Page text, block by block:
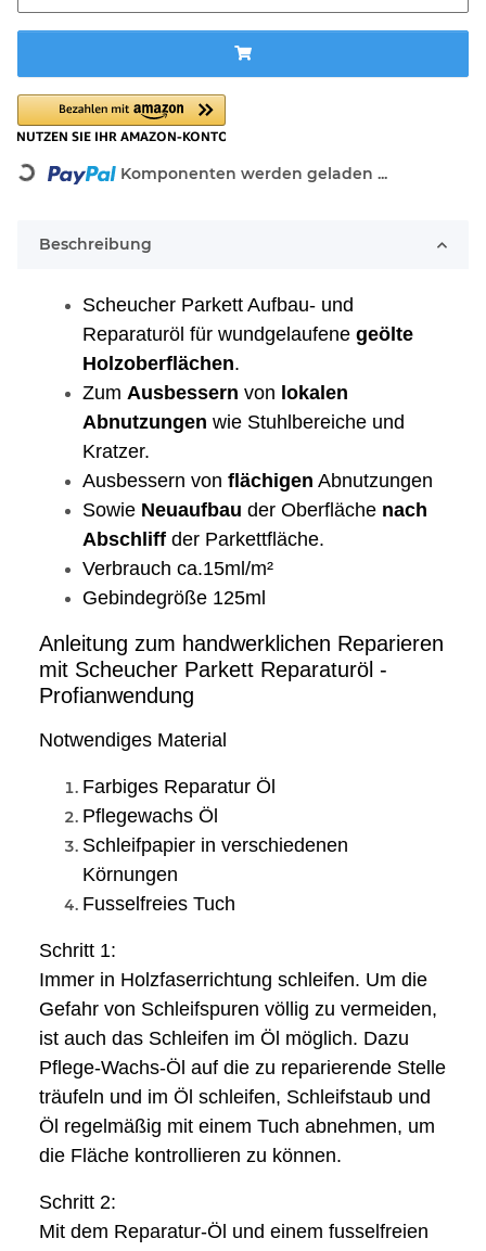
Loading... Komponenten werden geladen ...
Beschreibung
Scheucher Parkett Aufbau- und
Reparaturöl für wundgelaufene geölte
Holzoberflächen.
Zum Ausbessern von lokalen
Abnutzungen wie Stuhlbereiche und
Kratzer.
Ausbessern von flächigen Abnutzungen
Sowie Neuaufbau der Oberfläche nach
Abschliff der Parkettfläche.
Verbrauch ca.15ml/m²
Gebindegröße 125ml
Anleitung zum handwerklichen Reparieren
mit Scheucher Parkett Reparaturöl -
Profianwendung
Notwendiges Material
Farbiges Reparatur Öl
Pflegewachs Öl
Schleifpapier in verschiedenen
Körnungen
Fusselfreies Tuch
Schritt 1:
Immer in Holzfaserrichtung schleifen. Um die
Gefahr von Schleifspuren völlig zu vermeiden,
ist auch das Schleifen im Öl möglich. Dazu
Pflege-Wachs-Öl auf die zu reparierende Stelle
träufeln und im Öl schleifen, Schleifstaub und
Öl regelmäßig mit einem Tuch abnehmen, um
die Fläche kontrollieren zu können.
Schritt 2:
Mit dem Reparatur-Öl und einem fusselfreien